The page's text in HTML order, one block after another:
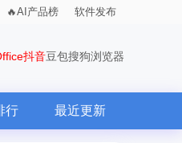
AI产品榜 软件发布
抖音豆包搜狗浏览器
行 最近更新